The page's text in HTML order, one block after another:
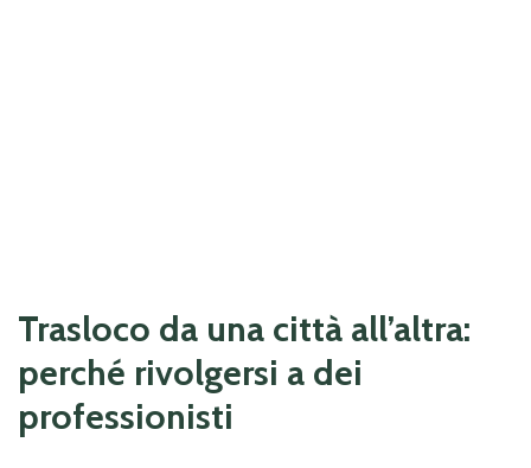
Trasloco da una città all’altra:
perché rivolgersi a dei
professionisti